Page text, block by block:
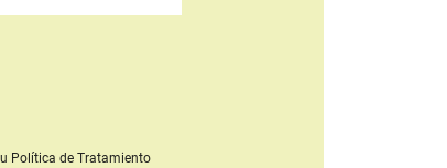
Política de Tratamiento